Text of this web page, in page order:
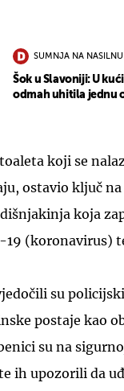
SUMNJA NA NASILNU
Šok u Slavoniji: U
odmah uhitila jednu
koji se
ostavio ključ
koja
19 (koronavirus)
su
postaje kao
su na
upozorili da